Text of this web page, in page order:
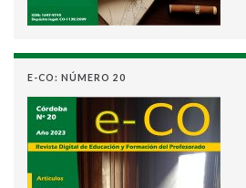
E-CO: NÚMERO 20